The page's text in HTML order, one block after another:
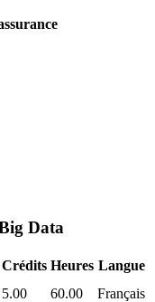
Data
Crédits Heures Langue
5.00 60.00 Français